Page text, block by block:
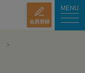
会員登録
MENU